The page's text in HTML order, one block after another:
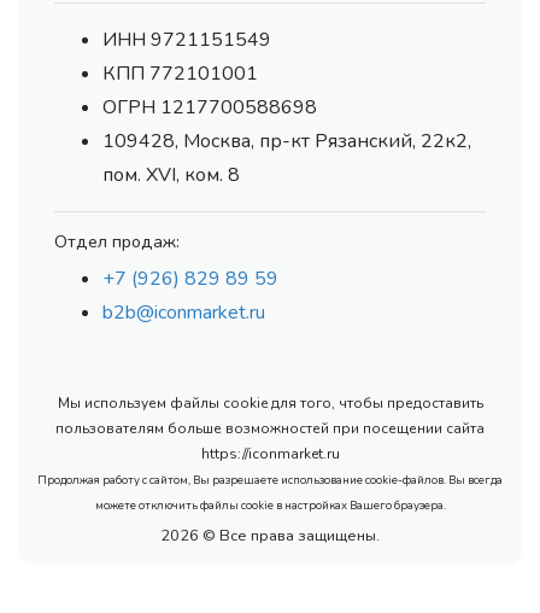
ИНН 9721151549
КПП 772101001
ОГРН 1217700588698
109428, Москва, пр-кт Рязанский, 22к2,
пом. XVI, ком. 8
Отдел продаж:
+7 (926) 829 89 59
b2b@iconmarket.ru
Мы используем файлы cookie для того, чтобы предоставить
пользователям больше возможностей при посещении сайта
https://iconmarket.ru
Продолжая работу с сайтом, Вы разрешаете использование cookie-файлов. Вы всегда
можете отключить файлы cookie в настройках Вашего браузера.
2026 © Все права защищены.